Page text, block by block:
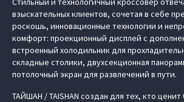
взыскательных клиентов, сочетая в себе
роскошь, инновационные технологии и
комфорт: проекционный дисплей с
встроенный холодильник для
складные столики, двухсекционная
потолочный экран для развлечений в пути.
ТАЙШАН / TAISHAN создан для тех, кто